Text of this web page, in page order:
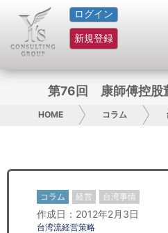
ログイン
新規登録
HOME
サービス紹介
コラム
グループ概要
日本人にPR
第76回 康師傅控股
HOME コラム
コラム 経営 台湾事情
作成日：2012年2月3日
台湾流経営策略